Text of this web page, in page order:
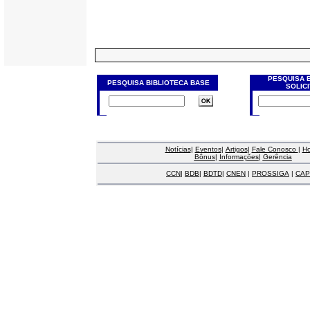
PESQUISA BIBLIOTECA BASE
PESQUISA
Notícias| Eventos| Artigos| Fale Conosco |
Bônus| Informações| Gerência
CCN| BDB| BDTD| CNEN | PROSSIGA |